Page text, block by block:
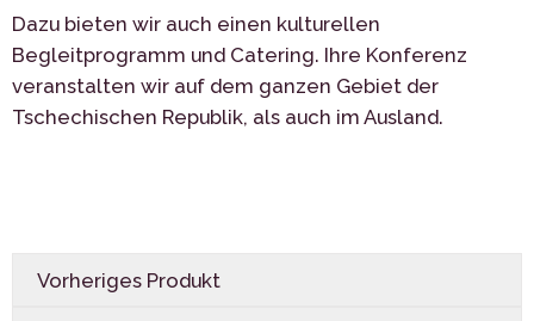
Dazu bieten wir auch einen kulturellen
Begleitprogramm und Catering. Ihre Konferenz
veranstalten wir auf dem ganzen Gebiet der
Tschechischen Republik, als auch im Ausland.
Vorheriges Produkt